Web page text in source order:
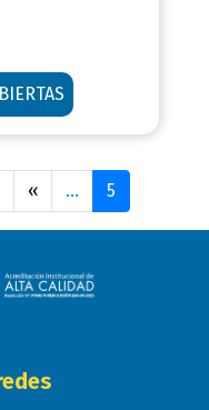
Primera
página
‹‹Página
anterior
… 5